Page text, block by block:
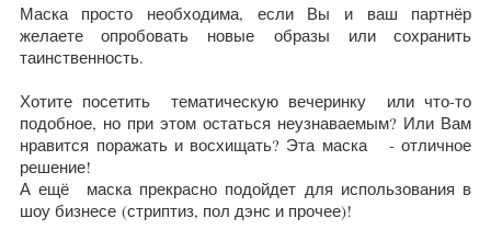
Маска просто необходима, если Вы и ваш партнёр
желаете опробовать новые образы или сохранить
таинственность.
Хотите посетить тематическую вечеринку или что-то
подобное, но при этом остаться неузнаваемым? Или Вам
нравится поражать и восхищать? Эта маска - отличное
решение!
А ещё маска прекрасно подойдет для использования в
шоу бизнесе (стриптиз, пол дэнс и прочее)!